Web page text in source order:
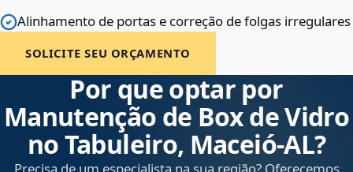
Alinhamento de portas e correção de folgas irregulares
SOLICITE SEU ORÇAMENTO
Por que optar por
Manutenção de Box de Vidro
no Tabuleiro, Maceió‑AL?